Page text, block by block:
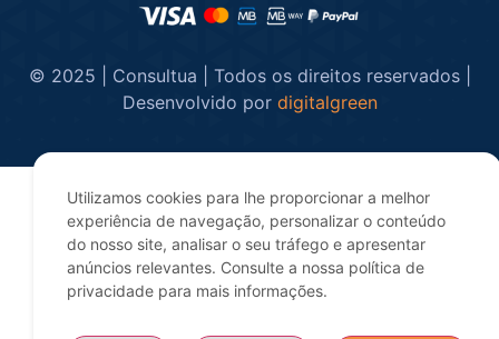
© 2025 | Consultua | Todos os direitos reservados |
Desenvolvido por digitalgreen
Utilizamos cookies para lhe proporcionar a melhor
experiência de navegação, personalizar o conteúdo
do nosso site, analisar o seu tráfego e apresentar
anúncios relevantes. Consulte a nossa política de
privacidade para mais informações.